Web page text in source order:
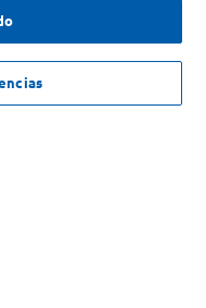
NO DISPONIBLE